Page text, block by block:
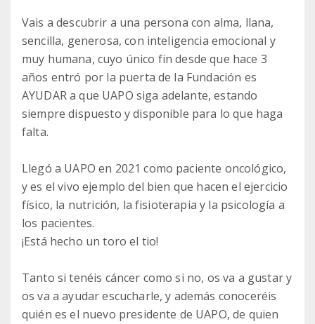
Vais a descubrir a una persona con alma, llana,
sencilla, generosa, con inteligencia emocional y
muy humana, cuyo único fin desde que hace 3
años entró por la puerta de la Fundación es
AYUDAR a que UAPO siga adelante, estando
siempre dispuesto y disponible para lo que haga
falta.
Llegó a UAPO en 2021 como paciente oncológico,
y es el vivo ejemplo del bien que hacen el ejercicio
físico, la nutrición, la fisioterapia y la psicología a
los pacientes.
¡Está hecho un toro el tio!
Tanto si tenéis cáncer como si no, os va a gustar y
os va a ayudar escucharle, y además conoceréis
quién es el nuevo presidente de UAPO, de quien